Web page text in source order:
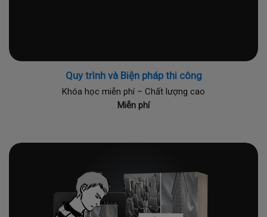
Quy trình và Biện pháp thi công
Khóa học miễn phí – Chất lượng cao
Miễn phí